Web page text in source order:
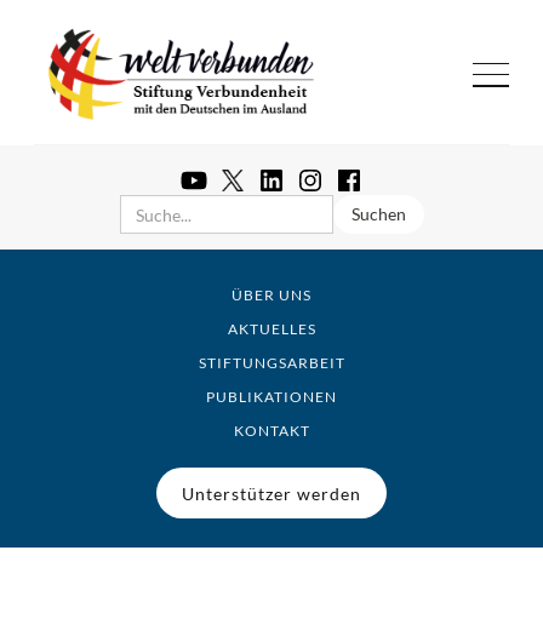
ÜBER UNS
AKTUELLES
STIFTUNGSARBEIT
PUBLIKATIONEN
KONTAKT
Unterstützer werden